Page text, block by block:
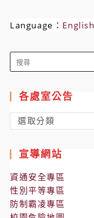
Language： English
Search
for:
各處室公告
各
處
公
告
選取分類
宣導網站
資通安全專區
性別平等專區
防制霸凌專區